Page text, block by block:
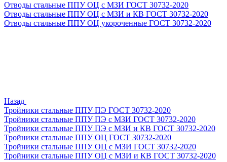
Отводы стальные ППУ ОЦ с МЗИ ГОСТ 30732-2020
Отводы стальные ППУ ОЦ с МЗИ и КВ ГОСТ 30732-2020
Отводы стальные ППУ ОЦ укороченные ГОСТ 30732-2020
Назад
Тройники стальные ППУ ПЭ ГОСТ 30732-2020
Тройники стальные ППУ ПЭ с МЗИ ГОСТ 30732-2020
Тройники стальные ППУ ПЭ с МЗИ и КВ ГОСТ 30732-2020
Тройники стальные ППУ ОЦ ГОСТ 30732-2020
Тройники стальные ППУ ОЦ с МЗИ ГОСТ 30732-2020
Тройники стальные ППУ ОЦ с МЗИ и КВ ГОСТ 30732-2020